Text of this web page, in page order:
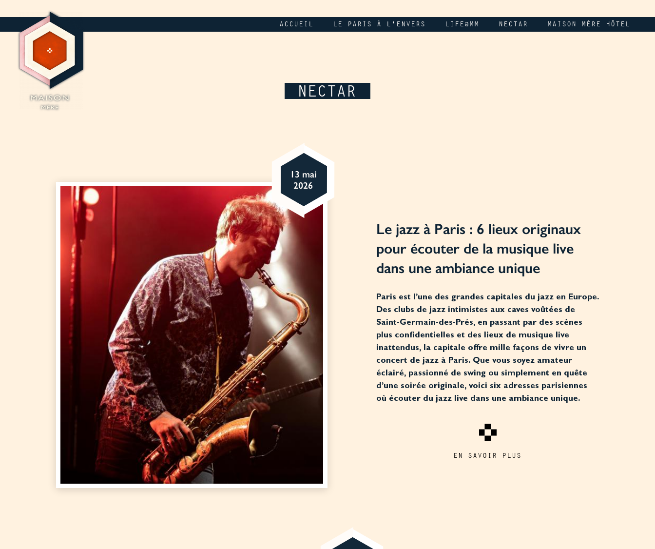
ACCUEIL LE PARIS À L'ENVERS LIFE@MM NECTAR MAISON MÈRE HÔTEL
NECTAR
Le jazz à Paris : 6 lieux originaux
pour écouter de la musique live
dans une ambiance unique
Paris est l’une des grandes capitales du jazz en Europe.
Des clubs de jazz intimistes aux caves voûtées de
Saint-Germain-des-Prés, en passant par des scènes
plus confidentielles et des lieux de musique live
inattendus, la capitale offre mille façons de vivre un
concert de jazz à Paris. Que vous soyez amateur
éclairé, passionné de swing ou simplement en quête
d’une soirée originale, voici six adresses parisiennes
où écouter du jazz live dans une ambiance unique.
EN SAVOIR PLUS
13 mai
2026